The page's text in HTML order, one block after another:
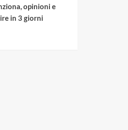
opinioni e
in 3 giorni